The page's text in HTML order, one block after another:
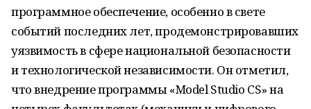
программное обеспечение, особенно в свете
событий последних лет, продемонстрировавших
уязвимость в сфере национальной безопасности
и технологической независимости. Он отметил,
что внедрение программы «Model Studio CS» на